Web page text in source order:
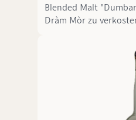
Blended Malt
Dràm Mòr zu
Fässer. So
saisonabhängige
Abfüllungen –
10 Jahre alten Ben